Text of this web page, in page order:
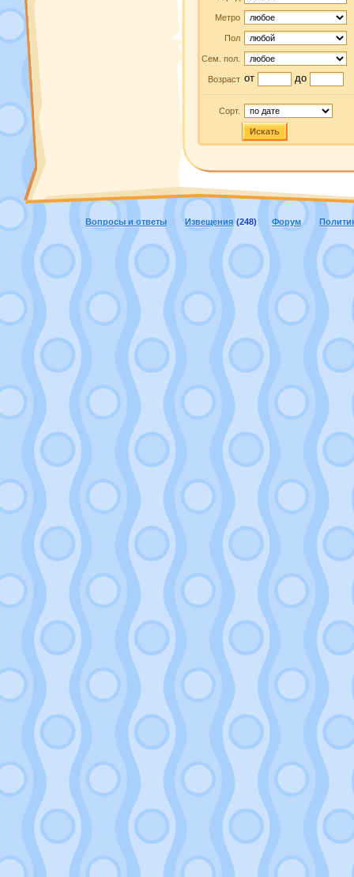
Метро
Пол
Сем. пол.
Возраст от до
Сорт.
Искать
Вопросы и ответы Извещения (248) Форум